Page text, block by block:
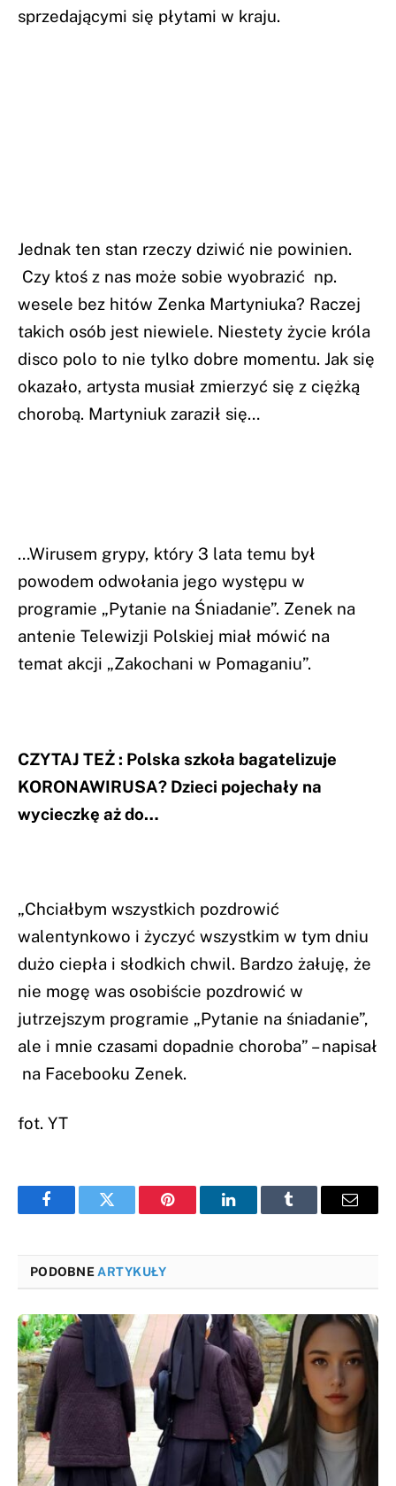
sprzedającymi się płytami w kraju.
Jednak ten stan rzeczy dziwić nie powinien.
Czy ktoś z nas może sobie wyobrazić np.
wesele bez hitów Zenka Martyniuka? Raczej
takich osób jest niewiele. Niestety życie króla
disco polo to nie tylko dobre momentu. Jak się
okazało, artysta musiał zmierzyć się z ciężką
chorobą. Martyniuk zaraził się…
…Wirusem grypy, który 3 lata temu był
powodem odwołania jego występu w
programie „Pytanie na Śniadanie”. Zenek na
antenie Telewizji Polskiej miał mówić na
temat akcji „Zakochani w Pomaganiu”.
CZYTAJ TEŻ : Polska szkoła bagatelizuje
KORONAWIRUSA? Dzieci pojechały na
wycieczkę aż do…
„Chciałbym wszystkich pozdrowić
walentynkowo i życzyć wszystkim w tym dniu
dużo ciepła i słodkich chwil. Bardzo żałuję, że
nie mogę was osobiście pozdrowić w
jutrzejszym programie „Pytanie na śniadanie”,
ale i mnie czasami dopadnie choroba” – napisał
na Facebooku Zenek.
fot. YT
FacebookTwitter Pinterest LinkedInTumblr Email
PODOBNE ARTYKUŁY